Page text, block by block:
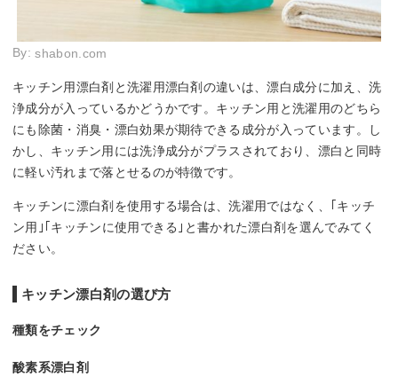
By: shabon.com
キッチン用漂白剤と洗濯用漂白剤の違いは、漂白成分に加え、洗
浄成分が入っているかどうかです。キッチン用と洗濯用のどちら
にも除菌・消臭・漂白効果が期待できる成分が入っています。し
かし、キッチン用には洗浄成分がプラスされており、漂白と同時
に軽い汚れまで落とせるのが特徴です。
キッチンに漂白剤を使用する場合は、洗濯用ではなく、｢キッチ
ン用｣｢キッチンに使用できる｣と書かれた漂白剤を選んでみてく
ださい。
キッチン漂白剤の選び方
種類をチェック
酸素系漂白剤